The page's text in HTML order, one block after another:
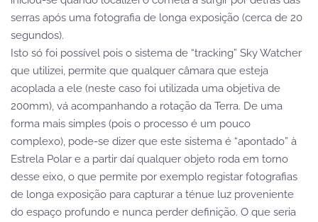
serras após uma fotografia de longa exposição (cerca de 20
segundos).
Isto só foi possível pois o sistema de “tracking” Sky Watcher
que utilizei, permite que qualquer câmara que esteja
acoplada a ele (neste caso foi utilizada uma objetiva de
200mm), vá acompanhando a rotação da Terra. De uma
forma mais simples (pois o processo é um pouco
complexo), pode-se dizer que este sistema é “apontado” à
Estrela Polar e a partir daí qualquer objeto roda em torno
desse eixo, o que permite por exemplo registar fotografias
de longa exposição para capturar a ténue luz proveniente
do espaço profundo e nunca perder definição. O que seria